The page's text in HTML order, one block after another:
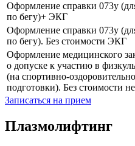
Оформление справки 073у
по бегу)+ ЭКГ
Оформление справки 073у
по бегу). Без стоимости ЭКГ
Оформление медицинского
о допуске к участию в
(на спортивно-
подготовки). Без стоимости
Записаться на прием
Плазмолифтинг